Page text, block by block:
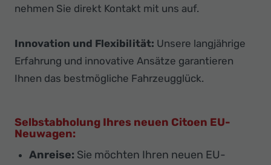
nehmen Sie direkt Kontakt mit uns auf.
Innovation und Flexibilität: Unsere langjährige
Erfahrung und innovative Ansätze garantieren
Ihnen das bestmögliche Fahrzeugglück.
Selbstabholung Ihres neuen Citoen EU-
Neuwagen:
Anreise: Sie möchten Ihren neuen EU-